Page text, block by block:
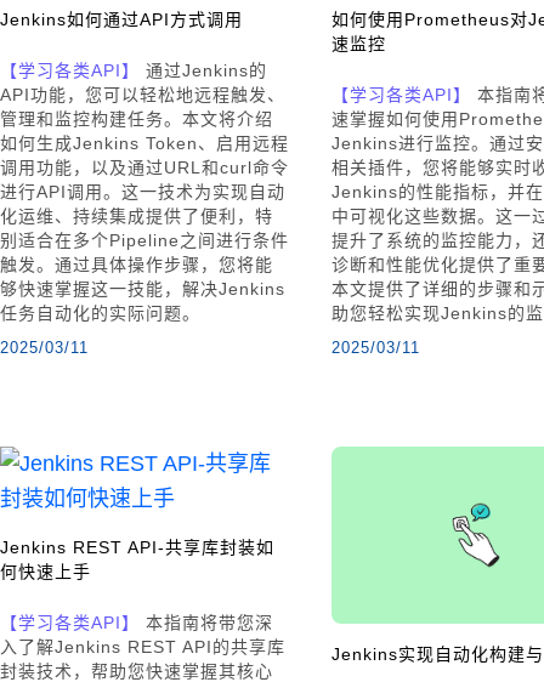
Jenkins如何通过API方式调用
【学习各类API】
通过Jenkins的
API功能，您可以轻松地远程触发、
管理和监控构建任务。本文将介绍
如何生成Jenkins Token、启用远程
调用功能，以及通过URL和curl命令
进行API调用。这一技术为实现自动
化运维、持续集成提供了便利，特
别适合在多个Pipeline之间进行条件
触发。通过具体操作步骤，您将能
够快速掌握这一技能，解决Jenkins
任务自动化的实际问题。
2025/03/11
如何使用Prometheus对
速监控
【学习各类API】
本指南
速掌握如何使用
Jenkins进行监控。通过
相关插件，您将能够实时
Jenkins的性能指标，并
中可视化这些数据。这一
提升了系统的监控能力，
诊断和性能优化提供了重
本文提供了详细的步骤和
助您轻松实现Jenkins的
2025/03/11
Jenkins REST API-共享库封装如
何快速上手
【学习各类API】
本指南将带您深
入了解Jenkins REST API的共享库
封装技术，帮助您快速掌握其核心
Jenkins实现自动化构建